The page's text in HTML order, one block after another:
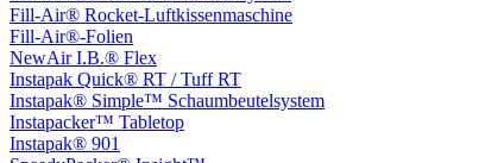
Fill-Air® Rocket-Luftkissenmaschine
Fill-Air®-Folien
NewAir I.B.® Flex
Instapak Quick® RT / Tuff RT
Instapak® Simple™ Schaumbeutelsystem
Instapacker™ Tabletop
Instapak® 901